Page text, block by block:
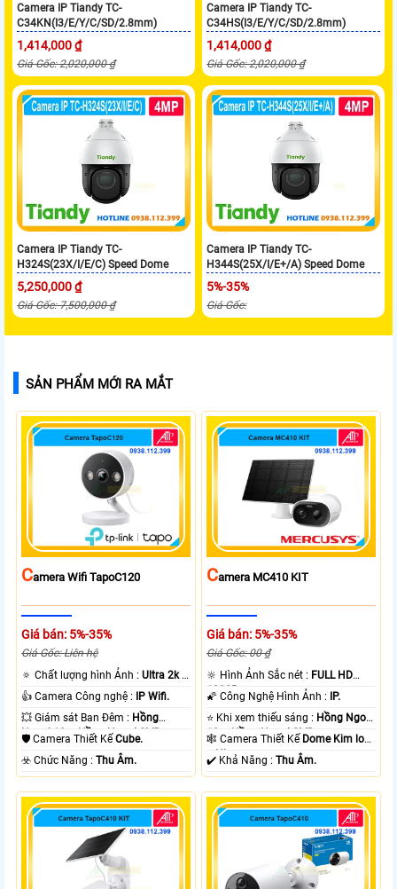
Camera IP Tiandy TC-
C34KN(I3/E/Y/C/SD/2.8mm)
1,414,000 ₫
Giá Gốc: 2,020,000 ₫
Camera IP Tiandy TC-
C34HS(I3/E/Y/C/SD/2.8mm)
1,414,000 ₫
Giá Gốc: 2,020,000 ₫
Camera IP Tiandy TC-
H324S(23X/I/E/C) Speed Dome
5,250,000 ₫
Giá Gốc: 7,500,000 ₫
Camera IP Tiandy TC-
H344S(25X/I/E+/A) Speed Dome
5%-35%
Giá Gốc:
SẢN PHẨM MỚI RA MẮT
CAmera Wifi TapoC120
Giá bán: 5%-35%
Giá Gốc: Liên hệ
🔅 Chất lượng hình Ảnh :Ultra 2k +
.
👍 Camera Công nghệ :
IP Wifi.
💥 Giám sát Ban Đêm : Hồng
Ngoại 10m Hồng Ngoại SMD.
🛡 Camera Thiết KếCube.
️☣️ Chức Năng :Thu Âm.
CAmera MC410 KIT
Giá bán: 5%-35%
Giá Gốc: 00 ₫
🔆 Hình Ảnh Sắc nét : FULL HD
1080P .
🌠 Công Nghệ Hình Ảnh :
IP.
⭐ Khi xem thiếu sáng : Hồng Ngoại
10m Hồng Ngoại SMD.
🕸️ Camera Thiết Kế Dome Kim loại
+ Nhựa.
️✔️ Khả Năng :Thu Âm.